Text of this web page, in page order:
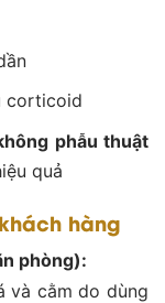
corticoid
phẫu thuật
quả
hàng
phòng):
và cằm do dùng